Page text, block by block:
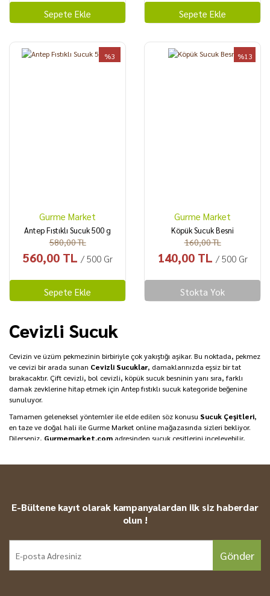
Sepete Ekle Sepete Ekle
%3
Gurme Market
Antep Fıstıklı Sucuk 500 g
580,00 TL
560,00 TL / 500 Gr
Sepete Ekle
%13
Gurme Market
Köpük Sucuk Besni
160,00 TL
140,00 TL / 500 Gr
Stokta Yok
Cevizli Sucuk
Cevizin ve üzüm pekmezinin birbiriyle çok yakıştığı aşikar. Bu noktada, pekmez
ve cevizi bir arada sunan Cevizli Sucuklar, damaklarınızda eşsiz bir tat
bırakacaktır. Çift cevizli, bol cevizli, köpük sucuk besninin yanı sıra, farklı
damak zevklerine hitap etmek için Antep fıstıklı sucuk kategoride beğenine
sunuluyor.
Tamamen geleneksel yöntemler ile elde edilen söz konusu Sucuk Çeşitleri,
en taze ve doğal hali ile Gurme Market online mağazasında sizleri bekliyor.
Dilerseniz, Gurmemarket.com adresinden sucuk çeşitlerini inceleyebilir,
Pekmezin yoğun lezzetini ceviz ile taçlandıracağınız benzersiz bir lezzet
, enerji deposu olmasının yanı sıra, gün içerisinde hem
karşımın içerisine batırılması ve ardından geleneksel kurutma yöntemleri ile
kurutulması her birimizin çok sevdiği cevizli sucuğun ortaya çıkmasını
E-Bültene kayıt olarak kampanyalardan ilk siz haberdar
olun !
Gönder